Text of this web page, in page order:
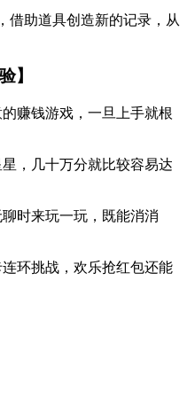
借助道具创造新的记录，从
】
赚钱游戏，一旦上手就根
，几十万分就比较容易达
时来玩一玩，既能消消
环挑战，欢乐抢红包还能